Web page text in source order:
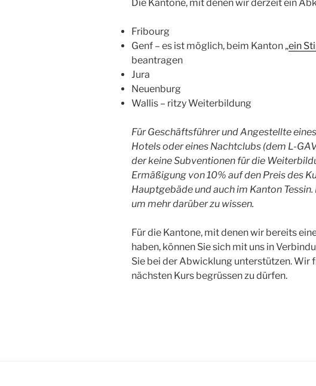
Die Kantone, mit denen wir derzeit ein
Fribourg
Genf – es ist möglich, beim Kanton „ein
beantragen
Jura
Neuenburg
Wallis – ritzy Weiterbildung
Für Geschäftsführer und Angestellte
Hotels oder eines Nachtclubs (dem L-
der keine Subventionen für die
Ermäßigung von 10% auf den Preis des
Hauptgebäde und auch im Kanton
um mehr darüber zu wissen.
Für die Kantone, mit denen wir bereits
haben, können Sie sich mit uns in
Sie bei der Abwicklung unterstützen. Wir
nächsten Kurs begrüssen zu dürfen.